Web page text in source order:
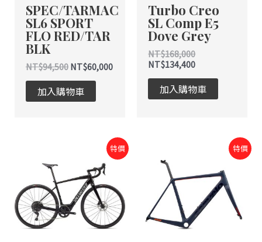
SPEC/TARMAC
SL6 SPORT
FLO RED/TAR
BLK
NT$94,500NT$60,000
加入購物車
Turbo Creo
SL Comp E5
Dove Grey
NT$168,000
NT$134,400
加入購物車
特價
格：
NT$168,000。
格：
NT$120,000。
特價
格：
NT$145,000。
格：
NT$145,000。